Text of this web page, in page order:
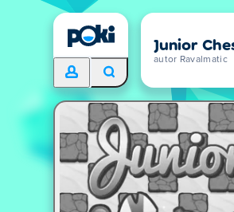
Junior
autor Ravalmatic